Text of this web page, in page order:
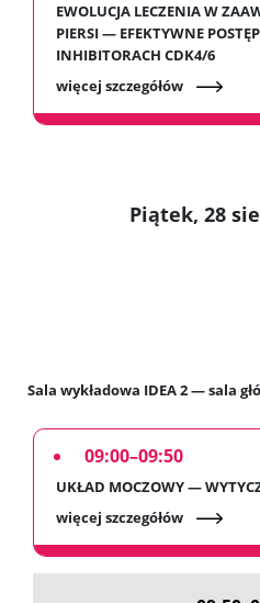
EWOLUCJA LECZENIA W
PIERSI — EFEKTYWNE
INHIBITORACH CDK4/6
więcej szczegółów
Piątek, 28
Sala wykładowa IDEA 2 — sala
09:00–09:50
UKŁAD MOCZOWY —
więcej szczegółów